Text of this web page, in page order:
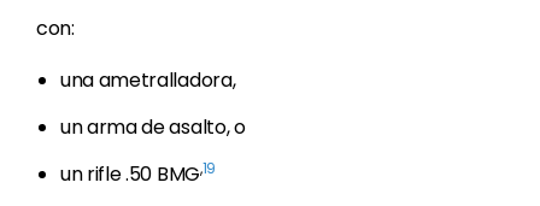
con:
una ametralladora,
un arma de asalto, o
un rifle .50 BMG,19